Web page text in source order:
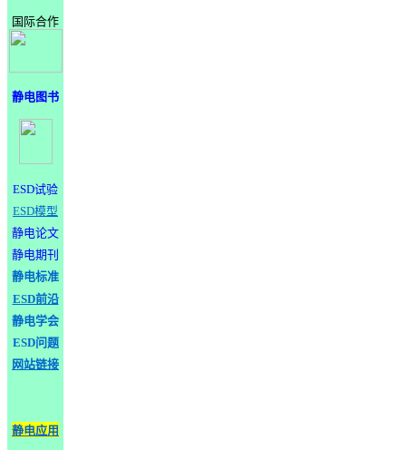
国际合作
静电图书
ESD试验
ESD模型
静电论文
静电期刊
静电标准
ESD前沿
静电学会
ESD问题
网站链接
静电应用